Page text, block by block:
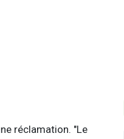
réclamation. "Le